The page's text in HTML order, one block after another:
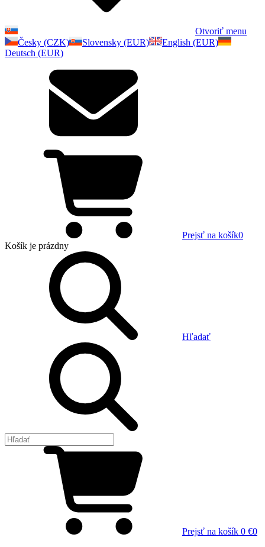
Otvoriť menu
Česky (CZK)
Slovensky (EUR)
English (EUR)
Deutsch (EUR)
Prejsť na košík0
Košík je prázdny
Hľadať
Prejsť na košík 0 €0